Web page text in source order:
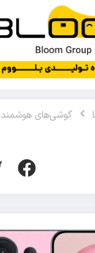
گوشی‌های هوشمند